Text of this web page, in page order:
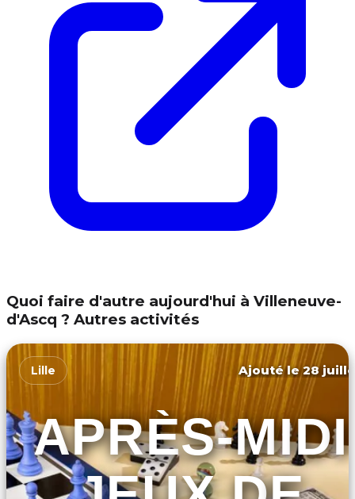
Quoi faire d'autre aujourd'hui à Villeneuve-
d'Ascq ? Autres activités
Lille Ajouté le 28
APRÈS-MIDI